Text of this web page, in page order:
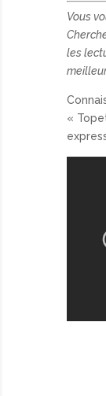
Vous
les
«